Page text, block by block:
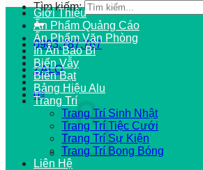
Tìm kiếm:
0903.787.767
ZALO
0₫
Giới Thiệu
Ấn Phẩm Quảng Cáo
Ấn Phẩm Văn Phòng
In Ấn Bao Bì
Biển Vẫy
Biển Bạt
Bảng Hiệu Alu
Trang Trí
Trang Trí Sinh Nhật
Trang Trí Tiệc Cưới
Trang Trí Sự Kiện
Trang Trí Bong Bóng
Liên Hệ